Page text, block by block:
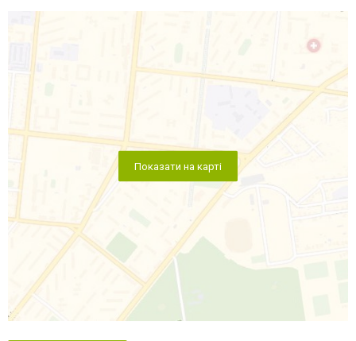
Показати на карті